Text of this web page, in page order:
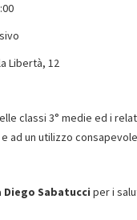
Libertà, 12
classi 3° medie ed i
ad un utilizzo
Sabatucci per i